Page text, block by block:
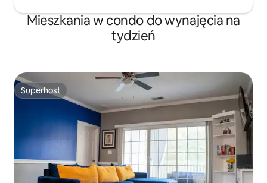
Mieszkania w condo do wynajęcia na
tydzień
Superhost
Superhost